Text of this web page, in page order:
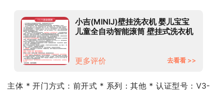
小吉(MINIJ)壁挂洗衣机 婴儿宝宝
儿童全自动智能滚筒 壁挂式洗衣机
更多评价 去看看 >>
主体 * 开门方式：前开式 * 系列：其他 * 认证型号：V3-